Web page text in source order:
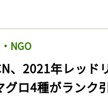
NGO
、2021年レッ
グロ4種がランク